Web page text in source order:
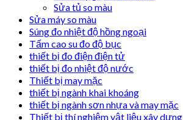
Sửa tủ so màu
Sửa máy so màu
Súng đo nhiệt độ hồng ngoại
Tấm cao su đo độ bục
thiết bị đo điện điện tử
thiết bị đo nhiệt độ nước
Thiết bị may mặc
thiết bị ngành khai khoáng
thiết bị ngành sơn nhựa và may mặc
Thiết bị thí nghiệm vật liệu xây dựng